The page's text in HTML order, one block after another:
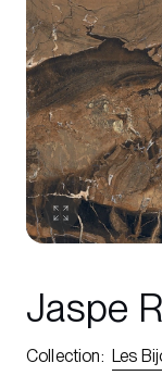
Jaspe
Collection: Les